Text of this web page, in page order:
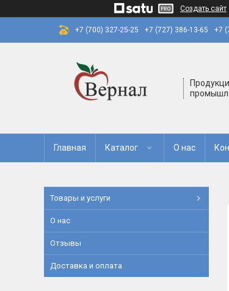
Создать сайт
+7 (700) 327-25-25 +7 (727) 386-13-65 +7
Главная Каталог О нас
Товары и услуги
О нас
Отзывы
Доставка и оплата